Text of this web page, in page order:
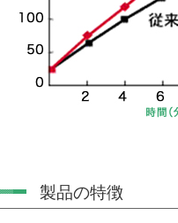
製品の特徴